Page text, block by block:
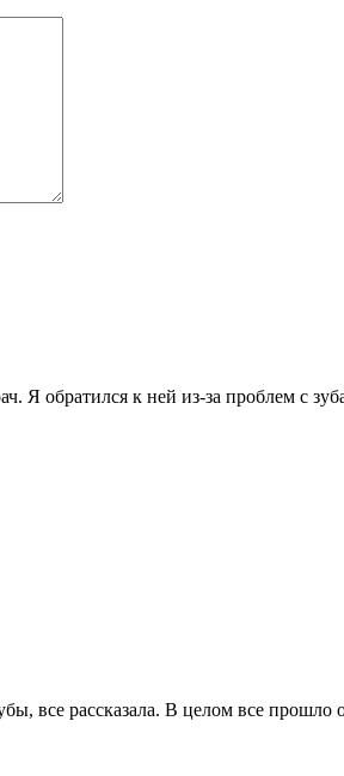
Я обратился к ней из-за проблем с
все рассказала. В целом все